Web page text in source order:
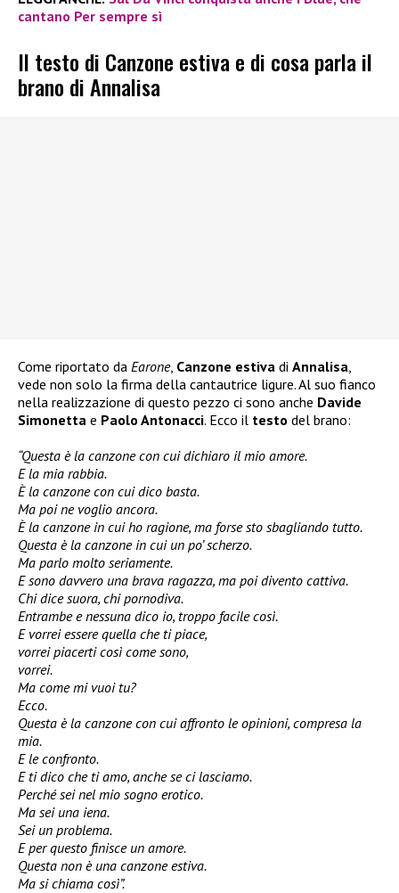
cantano Per sempre sì
Il testo di Canzone estiva e di cosa parla il
brano di Annalisa
Come riportato da Earone, Canzone estiva di Annalisa
vede non solo la firma della cantautrice ligure. Al suo fianco
nella realizzazione di questo pezzo ci sono anche Davide
Simonetta e Paolo Antonacci. Ecco il testo del brano:
“Questa è la canzone con cui dichiaro il mio amore.
E la mia rabbia.
È la canzone con cui dico basta.
Ma poi ne voglio ancora.
È la canzone in cui ho ragione, ma forse sto sbagliando tutto.
Questa è la canzone in cui un po’ scherzo.
Ma parlo molto seriamente.
E sono davvero una brava ragazza, ma poi divento cattiva.
Chi dice suora, chi pornodiva.
Entrambe e nessuna dico io, troppo facile così.
E vorrei essere quella che ti piace,
vorrei piacerti così come sono,
vorrei.
Ma come mi vuoi tu?
Ecco.
Questa è la canzone con cui affronto le opinioni, compresa la
mia.
E le confronto.
E ti dico che ti amo, anche se ci lasciamo.
Perché sei nel mio sogno erotico.
Ma sei una iena.
Sei un problema.
E per questo finisce un amore.
Questa non è una canzone estiva.
Ma si chiama così”.